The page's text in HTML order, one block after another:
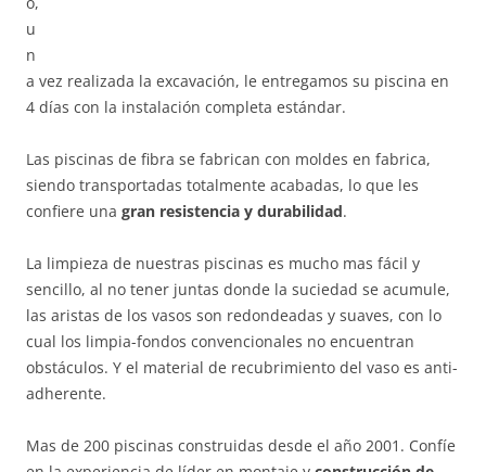
u
n
a vez realizada la excavación, le entregamos su piscina en
4 días con la instalación completa estándar.
Las piscinas de fibra se fabrican con moldes en fabrica,
siendo transportadas totalmente acabadas, lo que les
confiere una gran resistencia y durabilidad.
La limpieza de nuestras piscinas es mucho mas fácil y
sencillo, al no tener juntas donde la suciedad se acumule,
las aristas de los vasos son redondeadas y suaves, con lo
cual los limpia-fondos convencionales no encuentran
obstáculos. Y el material de recubrimiento del vaso es anti-
adherente.
Mas de 200 piscinas construidas desde el año 2001. Confíe